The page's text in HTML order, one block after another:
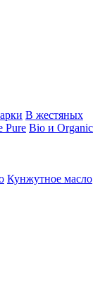
В жестяных
Pure Bio и Organic
Кунжутное масло